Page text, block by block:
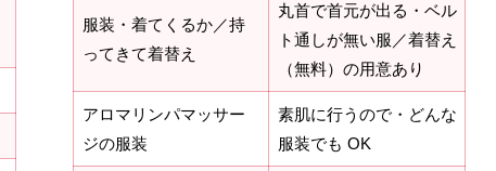
服装・着てくるか／持
ってきて着替え
丸首で首元が出る・ベル
ト通しが無い服／着替え
（無料）の用意あり
アロマリンパマッサー
ジの服装
素肌に行うので・どんな
服装でも OK